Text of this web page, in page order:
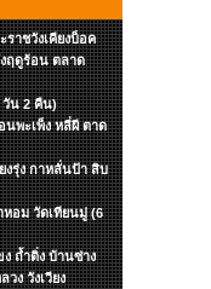
าชวังเคียงบ็อค
งฤดูร้อน ตลาด
วัน 2 คืน)
นพะเพ็ง หลี่ผี ตาด
งรุ่ง กาหลั่นป้า สิบ
หอม วัดเทียนมู่ (6
ง ถ้ำติ่ง บ้านซ่าง
ง วังเวียง